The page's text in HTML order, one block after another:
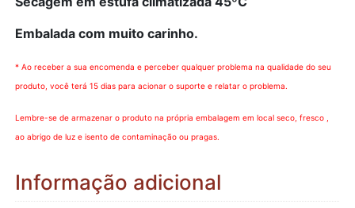
Embalada com muito carinho.
* Ao receber a sua encomenda e perceber qualquer problema na qualidade do seu
produto, você terá 15 dias para acionar o suporte e relatar o problema.
Lembre-se de armazenar o produto na própria embalagem em local seco, fresco ,
ao abrigo de luz e isento de contaminação ou pragas.
Informação adicional